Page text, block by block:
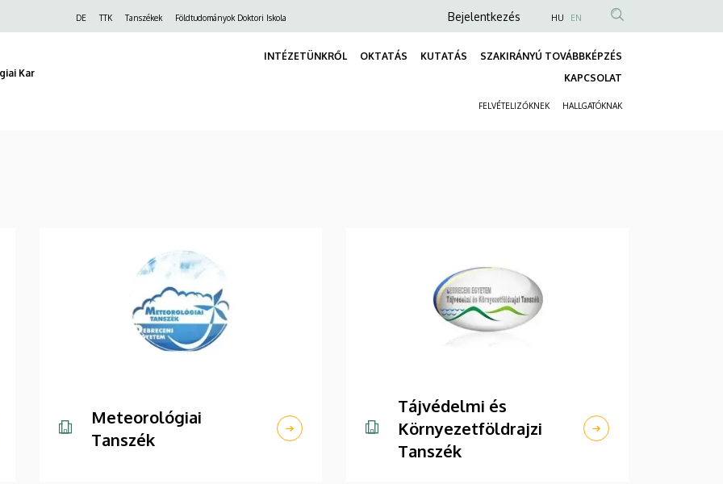
FelsőDE TTK Tanszékek Földtudományok Doktori Iskola
Anonim
fiók
Bejelentkezés HU EN
Kar
INTÉZETÜNKRŐL OKTATÁS KUTATÁS
SZAKIRÁNYÚ TOVÁBBKÉPZÉS
KAPCSOLAT
FELVÉTELIZŐKNEK HALLGATÓKNAK
Meteorológiai
Tanszék
Tájvédelmi és
Környezetföldrajzi
Tanszék